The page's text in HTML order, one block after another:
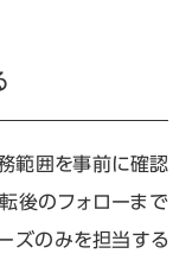
範囲を事前に確認
後のフォローまで
ズのみを担当する